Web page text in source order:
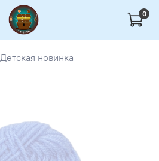
0
Детская новинка